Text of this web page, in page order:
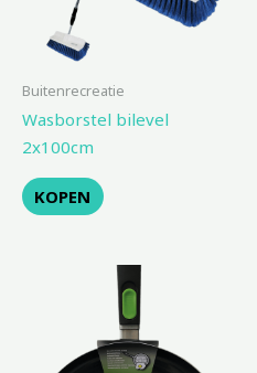
Buitenrecreatie
Wasborstel bilevel
2x100cm
KOPEN